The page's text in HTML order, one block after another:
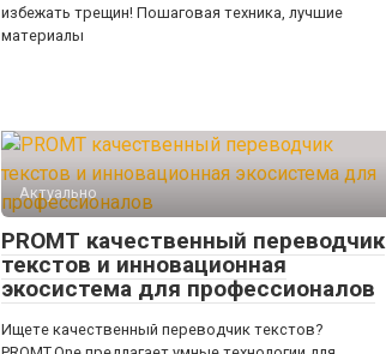
избежать трещин! Пошаговая техника, лучшие
материалы
Актуально
PROMT качественный переводчик
текстов и инновационная
экосистема для профессионалов
Ищете качественный переводчик текстов?